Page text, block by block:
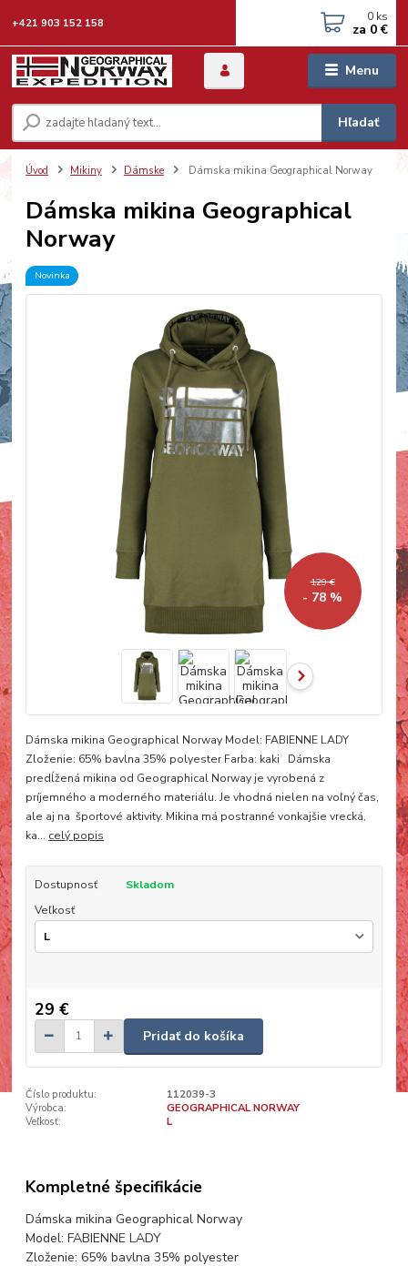
Menu
Hľadať
+421 903 152 158 0 ks
za 0 €
Úvod Mikiny Dámske Dámska mikina Geographical Norway
Dámska mikina Geographical
Norway
Novinka
129 €
- 78 %
Dámska mikina Geographical Norway Model: FABIENNE LADY
Zloženie: 65% bavlna 35% polyester Farba: kaki Dámska
predĺžená mikina od Geographical Norway je vyrobená z
príjemného a moderného materiálu. Je vhodná nielen na voľný čas,
ale aj na športové aktivity. Mikina má postranné vonkajšie vrecká,
ka... celý popis
Dostupnosť
Skladom
Veľkosť
29 €
Pridať do košíka
Číslo produktu:
112039-3
Výrobca:
GEOGRAPHICAL NORWAY
Veľkosť:
L
Kompletné špecifikácie
Dámska mikina Geographical Norway
Model: FABIENNE LADY
Zloženie: 65% bavlna 35% polyester